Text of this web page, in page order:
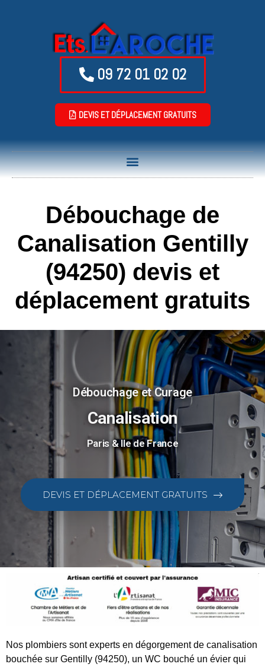
09 72 01 02 02
DEVIS ET DÉPLACEMENT GRATUITS
Débouchage de
Canalisation Gentilly
(94250) devis et
déplacement gratuits
Débouchage et Curage
Canalisation
Paris & Ile de France
DEVIS ET DÉPLACEMENT GRATUITS
Nos plombiers sont experts en dégorgement de canalisation
bouchée sur Gentilly (94250), un WC bouché un évier qui